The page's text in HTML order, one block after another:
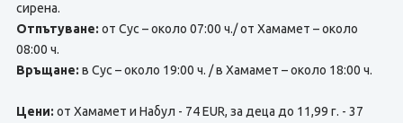
сирена.
Отпътуване: от Сус – около 07:00 ч./ от Хамамет – около
08:00 ч.
Връщане: в Сус – около 19:00 ч. / в Хамамет – около 18:00 ч.
Цени: от Хамамет и Набул - 74 EUR, за деца до 11,99 г. - 37